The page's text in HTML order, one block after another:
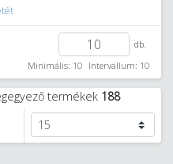
db.
Minimális: 10 Intervallum: 10
termékek 188